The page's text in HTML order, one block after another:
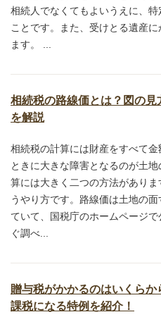
相続人でなくてもよいうえに、
ことです。また、受けとる遺産
ます。 ...
相続税の路線価とは？図の
を解説
相続税の計算には財産をすべて
ときに大きな障害となるのが土
算には大きく二つの方法があり
うやり方です。路線価は土地の
ていて、国税庁のホームページ
ぐ調べ...
贈与税がかかるのはいくら
課税になる特例を紹介！